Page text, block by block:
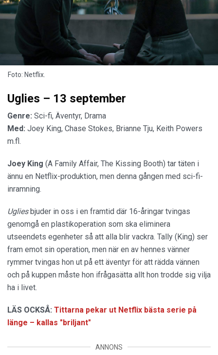
Foto: Netflix.
Uglies – 13 september
Genre: Sci-fi, Äventyr, Drama
Med: Joey King, Chase Stokes, Brianne Tju, Keith Powers
m.fl.
Joey King (A Family Affair, The Kissing Booth) tar täten i
ännu en Netflix-produktion, men denna gången med sci-fi-
inramning.
Ugliesbjuder in oss i en framtid där 16-åringar tvingas
genomgå en plastikoperation som ska eliminera
utseendets egenheter så att alla blir vackra. Tally (King) ser
fram emot sin operation, men när en av hennes vänner
rymmer tvingas hon ut på ett äventyr för att rädda vännen
och på kuppen måste hon ifrågasätta allt hon trodde sig vilja
ha i livet.
LÄS OCKSÅ: Tittarna pekar ut Netflix bästa serie på
länge – kallas "briljant"
ANNONS